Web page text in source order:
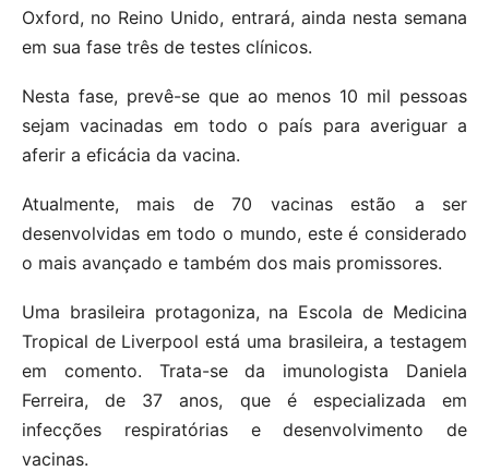
Oxford, no Reino Unido, entrará, ainda nesta semana
em sua fase três de testes clínicos.
Nesta fase, prevê-se que ao menos 10 mil pessoas
sejam vacinadas em todo o país para averiguar a
aferir a eficácia da vacina.
Atualmente, mais de 70 vacinas estão a ser
desenvolvidas em todo o mundo, este é considerado
o mais avançado e também dos mais promissores.
Uma brasileira protagoniza, na Escola de Medicina
Tropical de Liverpool está uma brasileira, a testagem
em comento. Trata-se da imunologista Daniela
Ferreira, de 37 anos, que é especializada em
infecções respiratórias e desenvolvimento de
vacinas.